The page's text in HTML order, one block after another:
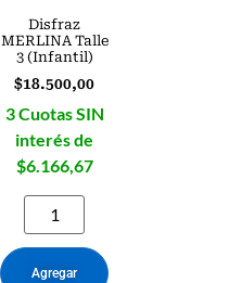
Disfraz
MERLINA Talle
3 (Infantil)
$18.500,00
3 Cuotas SIN
interés de
$6.166,67
Agregar